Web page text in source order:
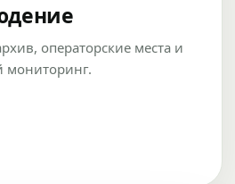
операторские места и
мониторинг.